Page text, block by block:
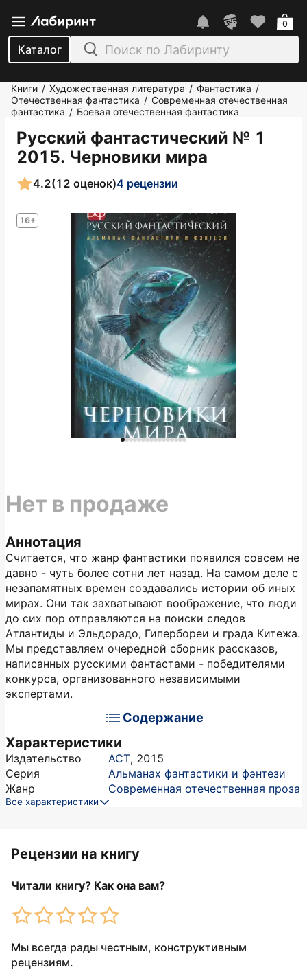
Каталог
0
Книги / Художественная литература / Фантастика /
Отечественная фантастика / Современная отечественная
фантастика / Боевая отечественная фантастика
Русский фантастический № 1
2015. Черновики мира
16+
4.2(12 оценок)4 рецензии
Аннотация
Считается, что жанр фантастики появился совсем не
давно - чуть более сотни лет назад. На самом деле с
незапамятных времен создавались истории об иных
мирах. Они так захватывают воображение, что люди
до сих пор отправляются на поиски следов
Атлантиды и Эльдорадо, Гипербореи и града Китежа.
Мы представляем очередной сборник рассказов,
написанных русскими фантастами - победителями
конкурса, организованного независимыми
экспертами.
Содержание
Характеристики
Издательство АСТ, 2015
Серия
Альманах фантастики и фэнтези
Жанр
Современная отечественная проза
Все характеристики
Нет в продаже
Рецензии на книгу
Читали книгу? Как она вам?
Мы всегда рады честным, конструктивным
рецензиям.